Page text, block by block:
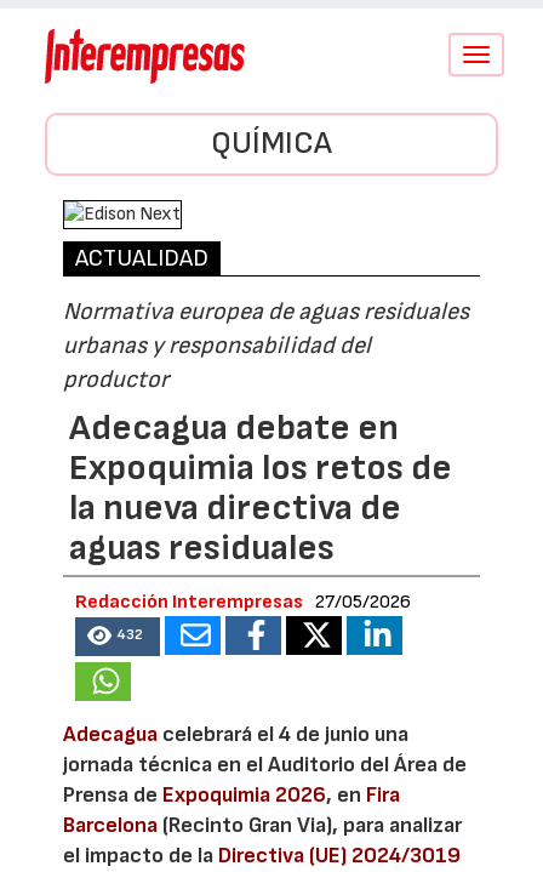
Conmutar
QUÍMICA
ACTUALIDAD
Normativa europea de aguas residuales
urbanas y responsabilidad del
productor
Adecagua debate en
Expoquimia los retos de
la nueva directiva de
aguas residuales
Redacción Interempresas 27/05/2026
432
Adecagua celebrará el 4 de junio una
jornada técnica en el Auditorio del Área de
Prensa de Expoquimia 2026, en Fira
Barcelona (Recinto Gran Via), para analizar
el impacto de la Directiva (UE) 2024/3019